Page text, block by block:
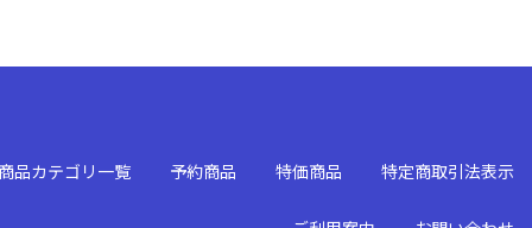
品カテゴリ一覧 予約商品 特価商品 特定商取引法表示